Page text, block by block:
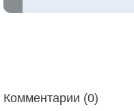
Комментарии (0)